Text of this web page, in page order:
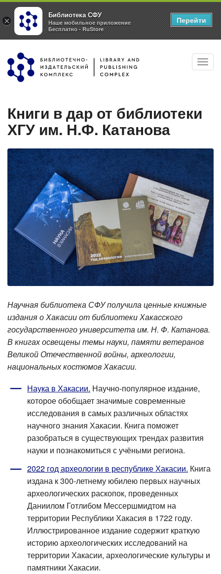
Перейти
основному
Книги в дар от библиотеки
ХГУ им. Н.Ф. Катанова
Научная библиотека СФУ получила ценные книжные
издания о Хакасии от библиотеки Хакасского
государственного университета им. Н. Ф. Катанова.
В книгах освещены темы науки, памяти ветеранов
Великой Отечественной войны, археологии,
национальных костюмов Хакасии.
Наука в Хакасии. Научно-популярное издание,
которое обобщает значимые современные
исследования в самых различных областях
научного знания Хакасии. Книга поможет
разобраться в существующих трендах развития
науки и познакомиться с учёными региона.
2022 год археологии в республике Хакасии. Книга
издана к 300-летнему юбилею первых научных
археологических раскопок, проведенных
Даниилом Готлибом Мессершмидтом на
территории Республики Хакасия в 1722 году.
Иллюстрированное издание содержит краткую
историю археологических исследований на
территории Хакасии, археологические культуры и
памятники Хакасии.
×
Библиотека СФУ
Наше мобильное приложение
Бесплатно - RuStore
Перейти